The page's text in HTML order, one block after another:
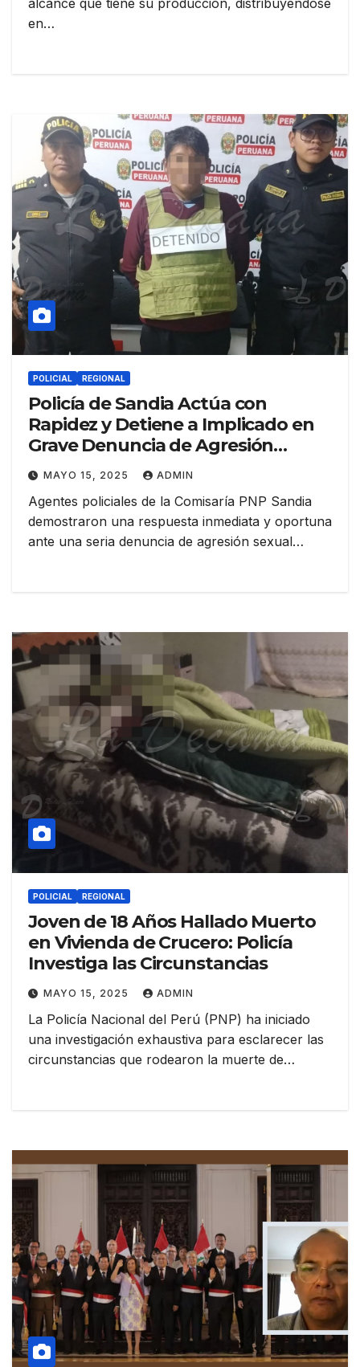
alcance que tiene su producción, distribuyéndose
en…
POLICIAL REGIONAL
Policía de Sandia Actúa con
Rapidez y Detiene a Implicado en
Grave Denuncia de Agresión
Sexual en Chunchusmayo
MAYO 15, 2025 ADMIN
Agentes policiales de la Comisaría PNP Sandia
demostraron una respuesta inmediata y oportuna
ante una seria denuncia de agresión sexual…
POLICIAL REGIONAL
Joven de 18 Años Hallado Muerto
en Vivienda de Crucero: Policía
Investiga las Circunstancias
MAYO 15, 2025 ADMIN
La Policía Nacional del Perú (PNP) ha iniciado
una investigación exhaustiva para esclarecer las
circunstancias que rodearon la muerte de…